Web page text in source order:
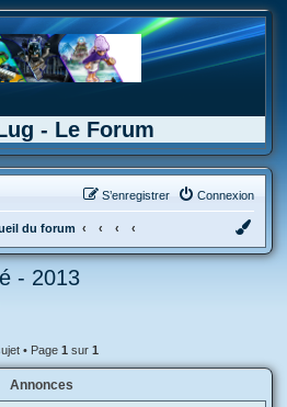
- Le Forum
Connexion
S’enregistrer
du forum
- 2013
• Page 1 sur 1
Annonces